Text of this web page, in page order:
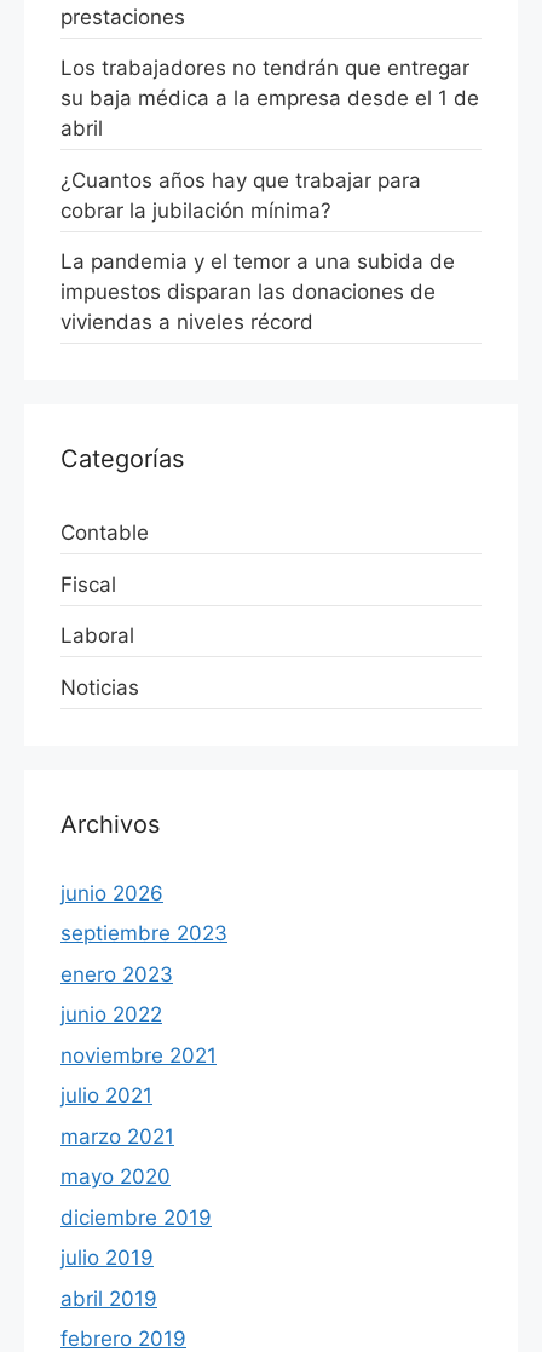
prestaciones
Los trabajadores no tendrán que entregar
su baja médica a la empresa desde el 1 de
abril
¿Cuantos años hay que trabajar para
cobrar la jubilación mínima?
La pandemia y el temor a una subida de
impuestos disparan las donaciones de
viviendas a niveles récord
Categorías
Contable
Fiscal
Laboral
Noticias
Archivos
junio 2026
septiembre 2023
enero 2023
junio 2022
noviembre 2021
julio 2021
marzo 2021
mayo 2020
diciembre 2019
julio 2019
abril 2019
febrero 2019